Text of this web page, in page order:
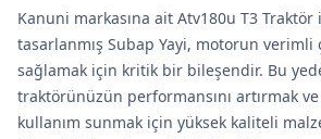
Kanuni markasına ait Atv180u T3
tasarlanmış Subap Yayi, motorun verimli
sağlamak için kritik bir bileşendir. Bu
traktörünüzün performansını artırmak
kullanım sunmak için yüksek kaliteli